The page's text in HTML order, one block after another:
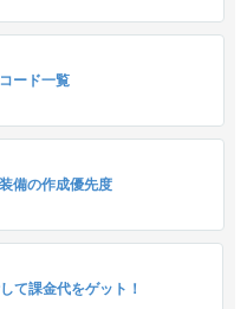
ード一覧
備の作成優先度
て課金代をゲット！